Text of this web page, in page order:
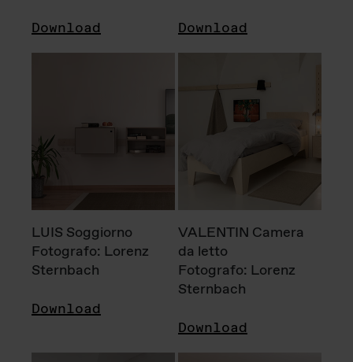
Download Download
LUIS Soggiorno
Fotografo: Lorenz
Sternbach
Download
VALENTIN Camera
da letto
Fotografo: Lorenz
Sternbach
Download